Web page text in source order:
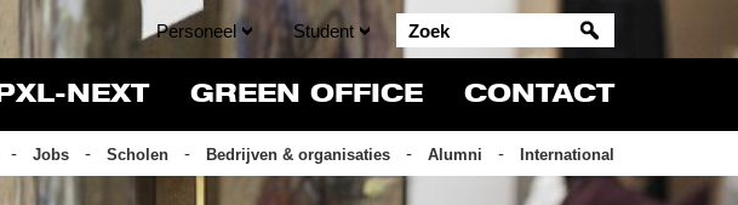
Personeel Student
PXL-NEXT GREEN OFFICE CONTACT
Jobs Scholen Bedrijven & organisaties Alumni International